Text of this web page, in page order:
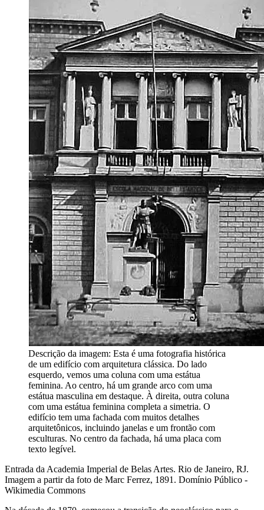
Descrição da imagem: Esta é uma fotografia histórica
de um edifício com arquitetura clássica. Do lado
esquerdo, vemos uma coluna com uma estátua
feminina. Ao centro, há um grande arco com uma
estátua masculina em destaque. À direita, outra coluna
com uma estátua feminina completa a simetria. O
edifício tem uma fachada com muitos detalhes
arquitetônicos, incluindo janelas e um frontão com
esculturas. No centro da fachada, há uma placa com
texto legível.
Entrada da Academia Imperial de Belas Artes. Rio de Janeiro, RJ.
Imagem a partir da foto de Marc Ferrez, 1891. Domínio Público -
Wikimedia Commons